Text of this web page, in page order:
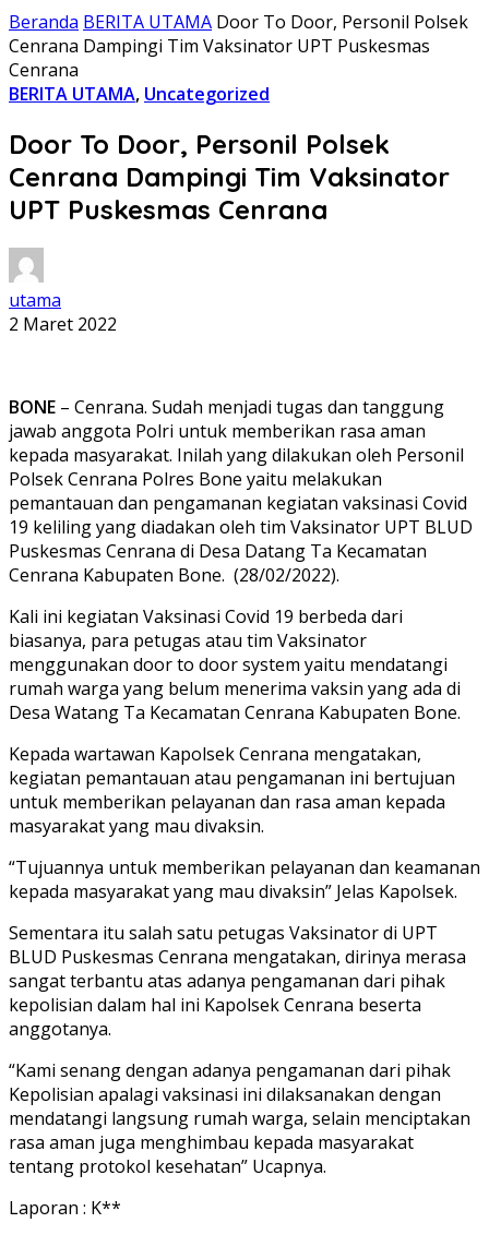
Beranda BERITA UTAMA Door To Door, Personil Polsek
Cenrana Dampingi Tim Vaksinator UPT Puskesmas
Cenrana
BERITA UTAMA, Uncategorized
Door To Door, Personil Polsek
Cenrana Dampingi Tim Vaksinator
UPT Puskesmas Cenrana
utama
2 Maret 2022
BONE – Cenrana. Sudah menjadi tugas dan tanggung
jawab anggota Polri untuk memberikan rasa aman
kepada masyarakat. Inilah yang dilakukan oleh Personil
Polsek Cenrana Polres Bone yaitu melakukan
pemantauan dan pengamanan kegiatan vaksinasi Covid
19 keliling yang diadakan oleh tim Vaksinator UPT BLUD
Puskesmas Cenrana di Desa Datang Ta Kecamatan
Cenrana Kabupaten Bone. (28/02/2022).
Kali ini kegiatan Vaksinasi Covid 19 berbeda dari
biasanya, para petugas atau tim Vaksinator
menggunakan door to door system yaitu mendatangi
rumah warga yang belum menerima vaksin yang ada di
Desa Watang Ta Kecamatan Cenrana Kabupaten Bone.
Kepada wartawan Kapolsek Cenrana mengatakan,
kegiatan pemantauan atau pengamanan ini bertujuan
untuk memberikan pelayanan dan rasa aman kepada
masyarakat yang mau divaksin.
“Tujuannya untuk memberikan pelayanan dan keamanan
kepada masyarakat yang mau divaksin” Jelas Kapolsek.
Sementara itu salah satu petugas Vaksinator di UPT
BLUD Puskesmas Cenrana mengatakan, dirinya merasa
sangat terbantu atas adanya pengamanan dari pihak
kepolisian dalam hal ini Kapolsek Cenrana beserta
anggotanya.
“Kami senang dengan adanya pengamanan dari pihak
Kepolisian apalagi vaksinasi ini dilaksanakan dengan
mendatangi langsung rumah warga, selain menciptakan
rasa aman juga menghimbau kepada masyarakat
tentang protokol kesehatan” Ucapnya.
Laporan : K**